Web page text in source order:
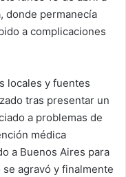
donde permanecía
a complicaciones
locales y fuentes
tras presentar un
a problemas de
médica
a Buenos Aires para
agravó y finalmente